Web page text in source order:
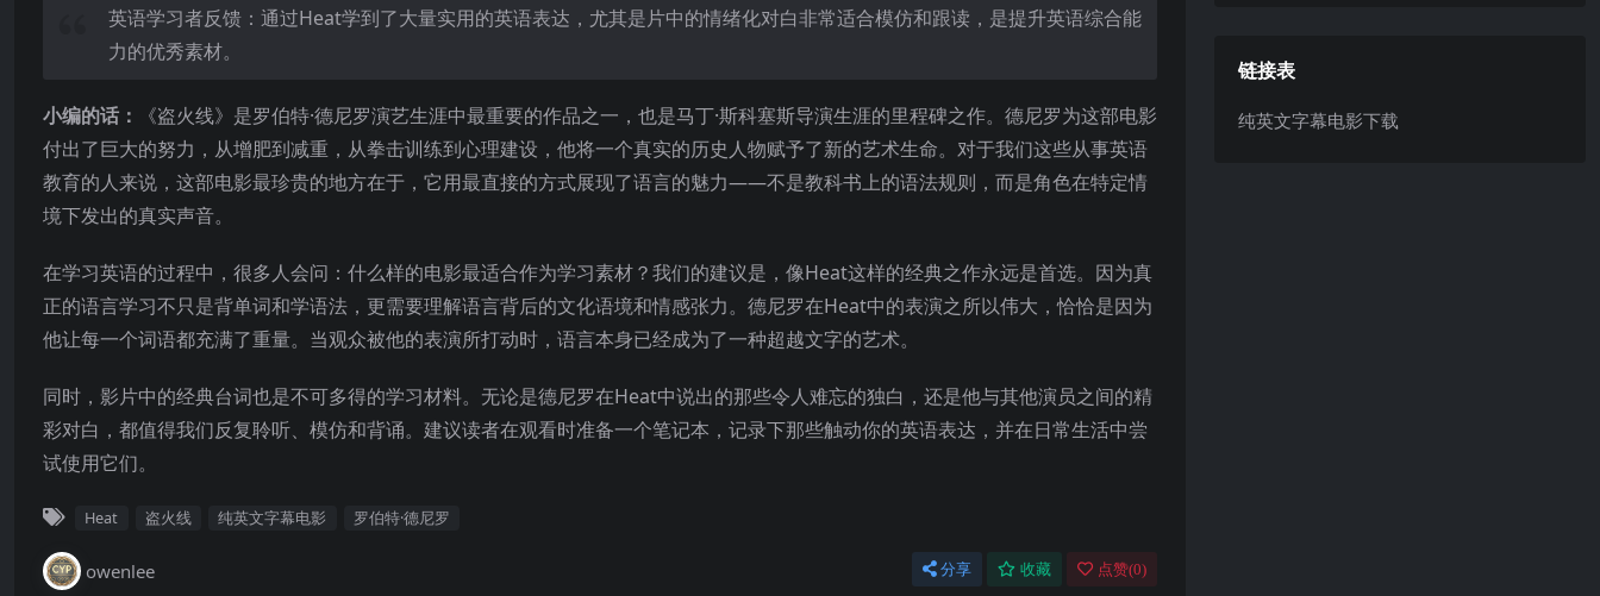
英语学习者反馈：通过Heat学到了大量实用的英语表达，尤其是片中的情绪化对白非常适合模仿和跟读，是提升英语综合能
力的优秀素材。
小编的话：
《盗火线》是罗伯特·德尼罗演艺生涯中最重要的作品之一，也是马丁·斯科塞斯导演生涯的里程碑之作。德尼罗为这部电影
付出了巨大的努力，从增肥到减重，从拳击训练到心理建设，他将一个真实的历史人物赋予了新的艺术生命。对于我们这些从事英语
教育的人来说，这部电影最珍贵的地方在于，它用最直接的方式展现了语言的魅力——不是教科书上的语法规则，而是角色在特定情
境下发出的真实声音。
在学习英语的过程中，很多人会问：什么样的电影最适合作为学习素材？我们的建议是，像Heat这样的经典之作永远是首选。因为真
正的语言学习不只是背单词和学语法，更需要理解语言背后的文化语境和情感张力。德尼罗在Heat中的表演之所以伟大，恰恰是因为
他让每一个词语都充满了重量。当观众被他的表演所打动时，语言本身已经成为了一种超越文字的艺术。
同时，影片中的经典台词也是不可多得的学习材料。无论是德尼罗在Heat中说出的那些令人难忘的独白，还是他与其他演员之间的精
彩对白，都值得我们反复聆听、模仿和背诵。建议读者在观看时准备一个笔记本，记录下那些触动你的英语表达，并在日常生活中尝
试使用它们。
Heat 盗火线 纯英文字幕电影 罗伯特·德尼罗
owenlee 分享 收藏 点赞(0)
链接表
纯英文字幕电影下载